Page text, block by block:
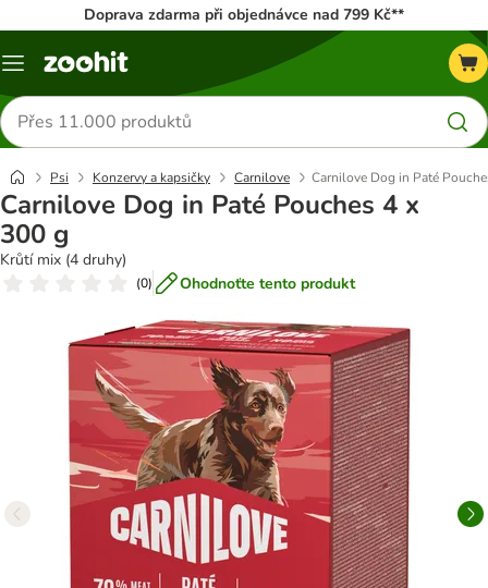
Doprava zdarma při objednávce nad 799 Kč**
Menu
Hledat
produkty
Psi Konzervy a kapsičky Carnilove Carnilove Dog in Paté
Carnilove Dog in Paté Pouches 4 x
300 g
Krůtí mix (4 druhy)
(0) Ohodnoťte tento produkt